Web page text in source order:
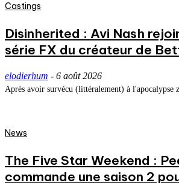
Castings
Disinherited : Avi Nash
série FX du créateur de
elodierhum - 6 août 2026
Après avoir survécu (littéralement) à l'apocalypse
News
The Five Star Weekend :
commande une saison 2